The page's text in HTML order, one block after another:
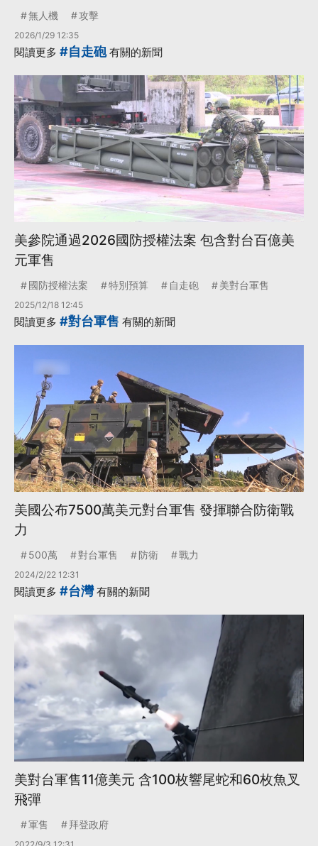
無人機 攻擊
2026/1/29 12:35
閱讀更多 #自走砲有關的新聞
美參院通過2026國防授權法案 包含對台百億美
元軍售
國防授權法案 特別預算 自走砲 美對台軍售
2025/12/18 12:45
閱讀更多 #對台軍售 有關的新聞
美國公布7500萬美元對台軍售 發揮聯合防衛戰
力
500萬 對台軍售 防衛 戰力
2024/2/22 12:31
閱讀更多 #台灣有關的新聞
美對台軍售11億美元 含100枚響尾蛇和60枚魚叉
飛彈
軍售 拜登政府